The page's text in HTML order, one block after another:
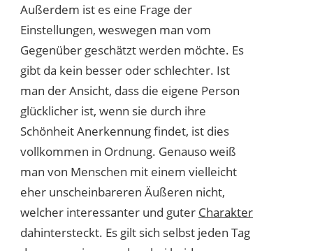
Außerdem ist es eine Frage der
Einstellungen, weswegen man vom
Gegenüber geschätzt werden möchte. Es
gibt da kein besser oder schlechter. Ist
man der Ansicht, dass die eigene Person
glücklicher ist, wenn sie durch ihre
Schönheit Anerkennung findet, ist dies
vollkommen in Ordnung. Genauso weiß
man von Menschen mit einem vielleicht
eher unscheinbareren Äußeren nicht,
welcher interessanter und guter Charakter
dahintersteckt. Es gilt sich selbst jeden Tag